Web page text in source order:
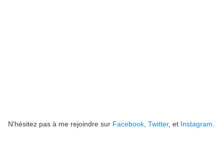
N'hésitez pas à me rejoindre sur Facebook Twitter, et Instagram